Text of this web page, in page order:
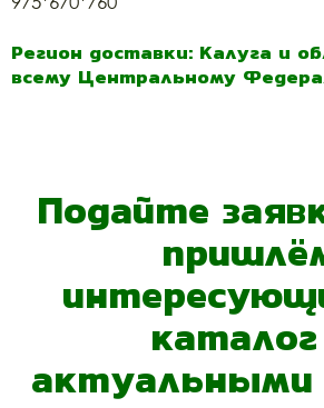
Регион доставки: Калуга и
всему Центральному
Подайте
актуальными